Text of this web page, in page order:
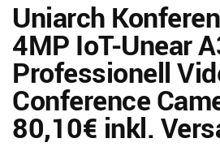
Uniarch
4MP IoT-Unear
Professionell
Conference
80,10€ inkl.